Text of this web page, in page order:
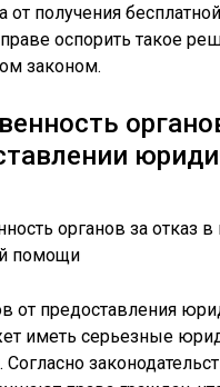
от получения
оспорить такое
законом.
от предоставления
иметь серьезные
Согласно